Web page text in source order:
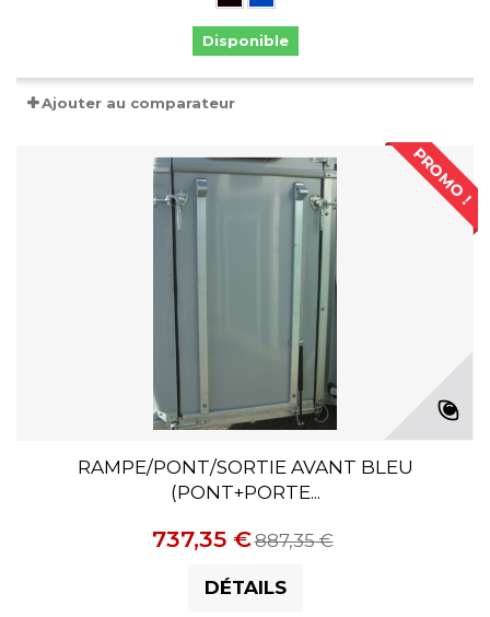
Disponible
Ajouter au comparateur
PROMO !
RAMPE/PONT/SORTIE AVANT BLEU
(PONT+PORTE...
737,35 €887,35 €
DÉTAILS